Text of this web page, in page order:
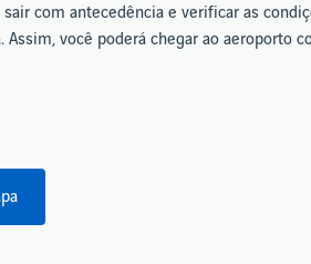
com antecedência e verificar as
Assim, você poderá chegar ao aeroporto